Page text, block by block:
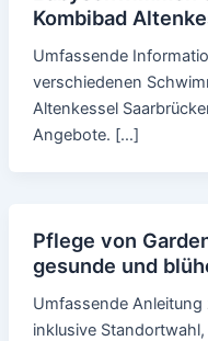
Kombibad
Umfassende
verschiedenen
Altenkessel
Angebote. […]
Pflege von
gesunde und
Umfassende Anleitung
inklusive